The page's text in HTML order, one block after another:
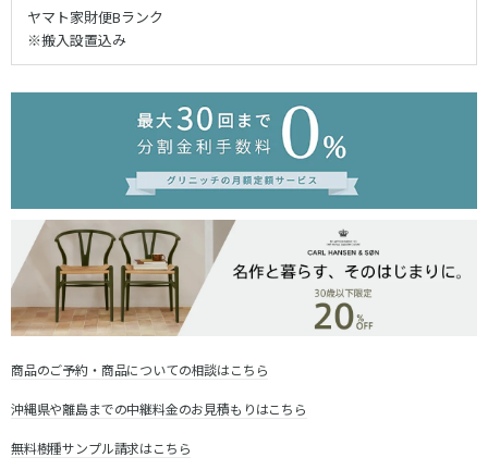
ヤマト家財便Bランク
※搬入設置込み
商品のご予約・商品についての相談はこちら
沖縄県や離島までの中継料金のお見積もりはこちら
無料樹種サンプル請求はこちら